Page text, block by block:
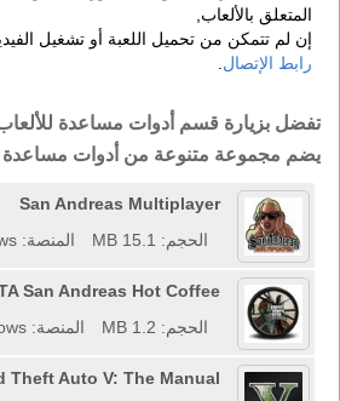
المتعلق بالألعاب,
إن لم تتمكن من تحميل اللعبة أو تشغيل
رابط الإتصال
تفضل بزيارة قسم أدوات مساعدة للألعاب
يضم مجموعة متنوعة من أدوات مساعدة
San Andreas Multiplayer
الحجم: 15.1 MB
المنصة: Windows
San Andreas Hot Coffee
الحجم: 1.2 MB
المنصة: Windows
Theft Auto V: The Manual